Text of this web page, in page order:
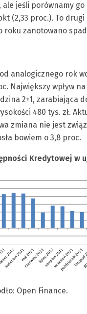
jeśli porównamy
(2,33 proc.). To
roku zanotowano
analogicznego rok
Największy wpływ
2+1, zarabiająca
480 tys. zł.
zmiana nie jest
bowiem o 3,8 proc.
Kredytowej w
Open Finance.